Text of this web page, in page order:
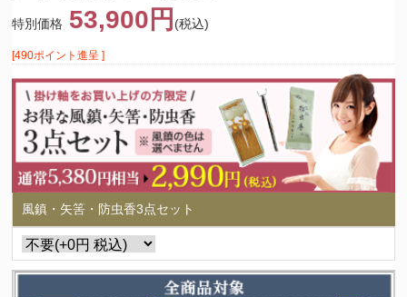
特別価格 53,900円 (税込)
[490ポイント進呈 ]
風鎮・矢筈・防虫香3点セット